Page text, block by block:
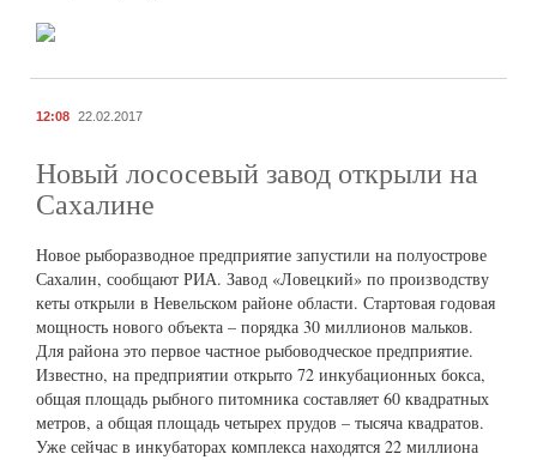
12:08 22.02.2017
Новый лососевый завод открыли на
Сахалине
Новое рыборазводное предприятие запустили на полуострове
Сахалин, сообщают РИА. Завод «Ловецкий» по производству
кеты открыли в Невельском районе области. Стартовая годовая
мощность нового объекта – порядка 30 миллионов мальков.
Для района это первое частное рыбоводческое предприятие.
Известно, на предприятии открыто 72 инкубационных бокса,
общая площадь рыбного питомника составляет 60 квадратных
метров, а общая площадь четырех прудов – тысяча квадратов.
Уже сейчас в инкубаторах комплекса находятся 22 миллиона